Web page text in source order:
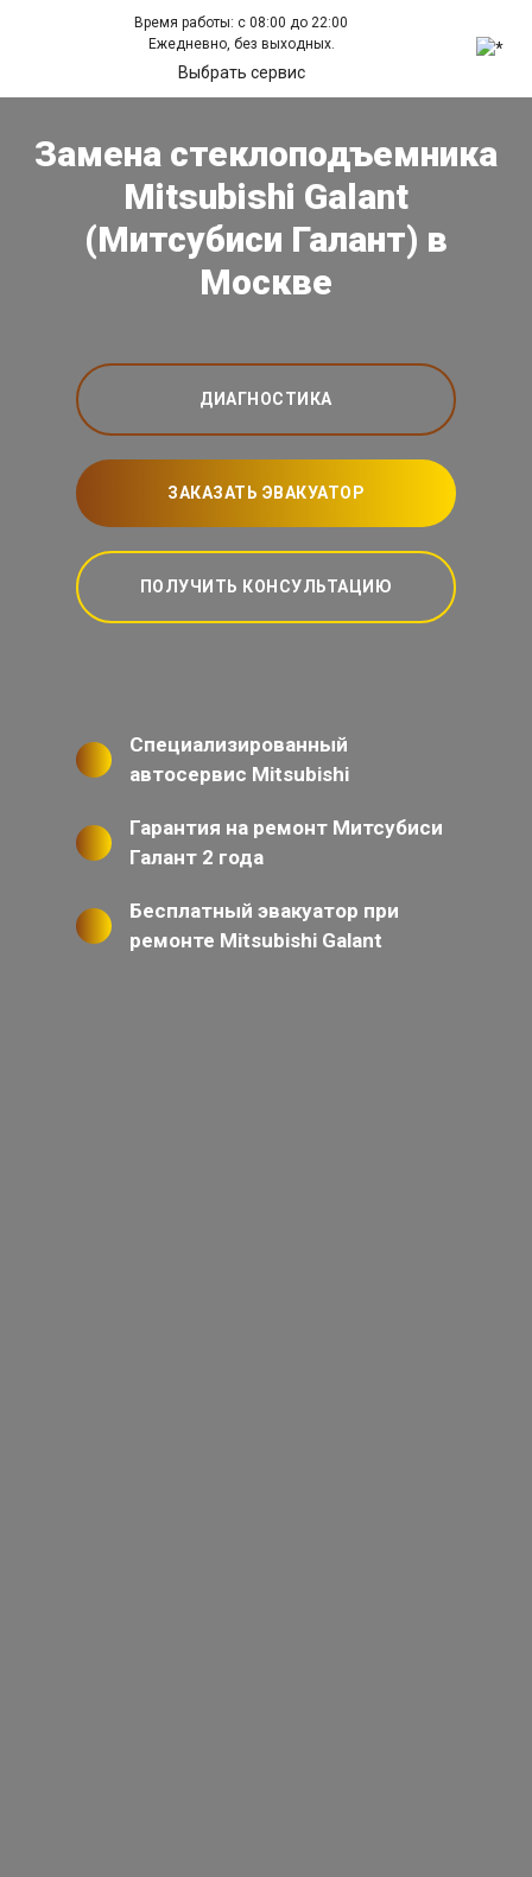
Время работы: с 08:00 до 22:00
Ежедневно, без выходных.
Выбрать сервис
Замена стеклоподъемника
Mitsubishi Galant
(Митсубиси Галант) в
Москве
ДИАГНОСТИКА
ЗАКАЗАТЬ ЭВАКУАТОР
ПОЛУЧИТЬ КОНСУЛЬТАЦИЮ
Специализированный
автосервис Mitsubishi
Гарантия на ремонт Митсубиси
Галант 2 года
Бесплатный эвакуатор при
ремонте Mitsubishi Galant